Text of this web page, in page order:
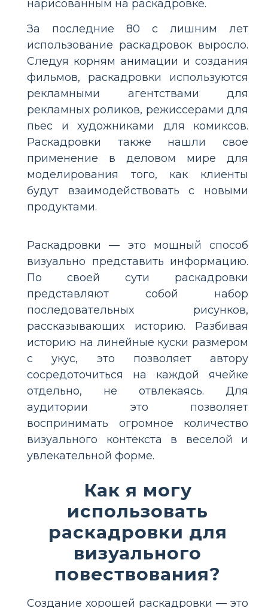
нарисованным на раскадровке.
За последние 80 с лишним лет
использование раскадровок выросло.
Следуя корням анимации и создания
фильмов, раскадровки используются
рекламными агентствами для
рекламных роликов, режиссерами для
пьес и художниками для комиксов.
Раскадровки также нашли свое
применение в деловом мире для
моделирования того, как клиенты
будут взаимодействовать с новыми
продуктами.
Раскадровки — это мощный способ
визуально представить информацию.
По своей сути раскадровки
представляют собой набор
последовательных рисунков,
рассказывающих историю. Разбивая
историю на линейные куски размером
с укус, это позволяет автору
сосредоточиться на каждой ячейке
отдельно, не отвлекаясь. Для
аудитории это позволяет
воспринимать огромное количество
визуального контекста в веселой и
увлекательной форме.
Как я могу
использовать
раскадровки для
визуального
повествования?
Создание хорошей раскадровки — это